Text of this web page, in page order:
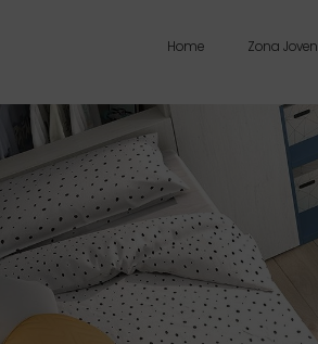
Home Zona Joven